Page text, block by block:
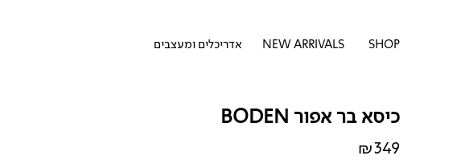
SHOP פתח SHOPNEW ARRIVALS אדריכלים ומעצבים
כיסא בר אפור BODEN
₪349